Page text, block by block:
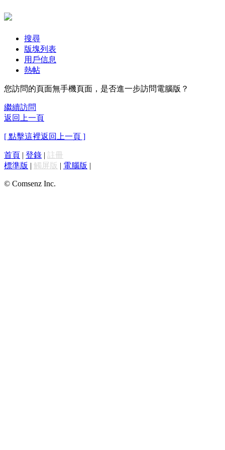
搜尋
版塊列表
用戶信息
熱帖
您訪問的頁面無手機頁面，是否進一步訪問電腦版？
繼續訪問
返回上一頁
[ 點擊這裡返回上一頁 ]
首頁 | 登錄 | 註冊
標準版 | 觸屏版 | 電腦版 |
© Comsenz Inc.